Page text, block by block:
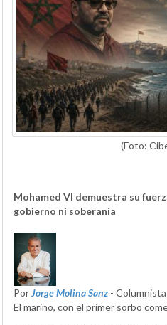
(Foto:
Mohamed VI demuestra su
gobierno ni soberanía
PorJorge Molina Sanz - Columnista
El marino, con el primer sorbo